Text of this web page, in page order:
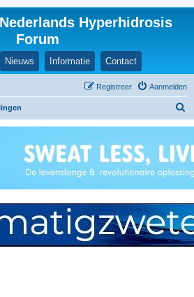
Hyperhidrosis
Forum
Nieuws Informatie Contact
Aanmelden
Registreer
k